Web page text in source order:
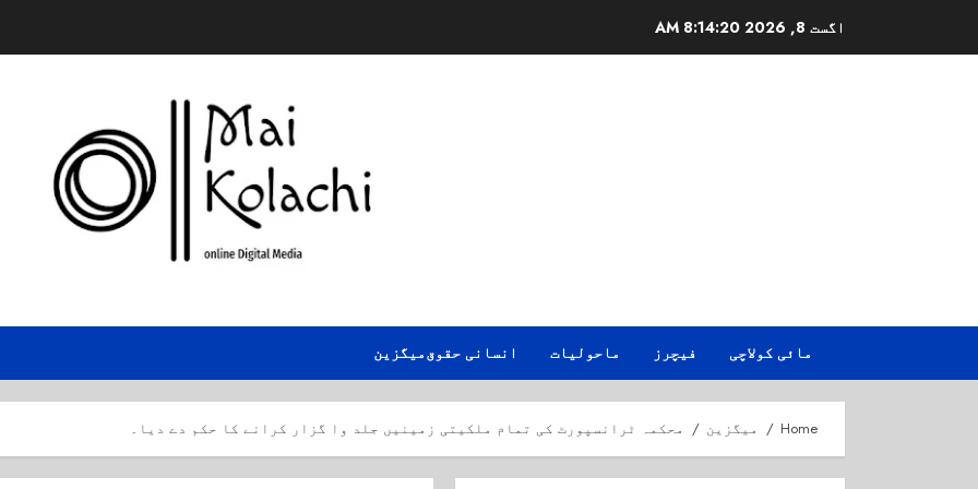
اگست 8, 2026 8:14:21 AM
مائی کولاچی فیچرز ماحولیات انسانی حقوقمیگزین
Home میگزین محکمہ ٹرانسپورٹ کی تمام ملکیتی زمینیں جلد وا گزار کرانے کا حکم دے دیا۔